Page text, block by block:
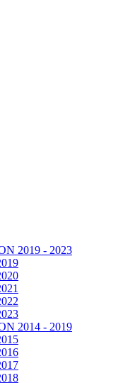
2019 - 2023
2014 - 2019